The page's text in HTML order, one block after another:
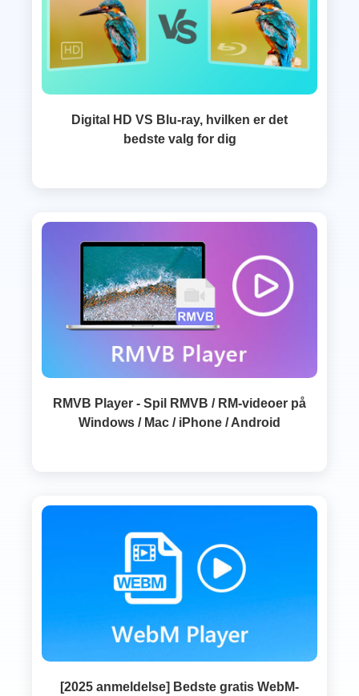
Digital HD VS Blu-ray, hvilken er det
bedste valg for dig
RMVB Player - Spil RMVB / RM-videoer på
Windows / Mac / iPhone / Android
[2025 anmeldelse] Bedste gratis WebM-